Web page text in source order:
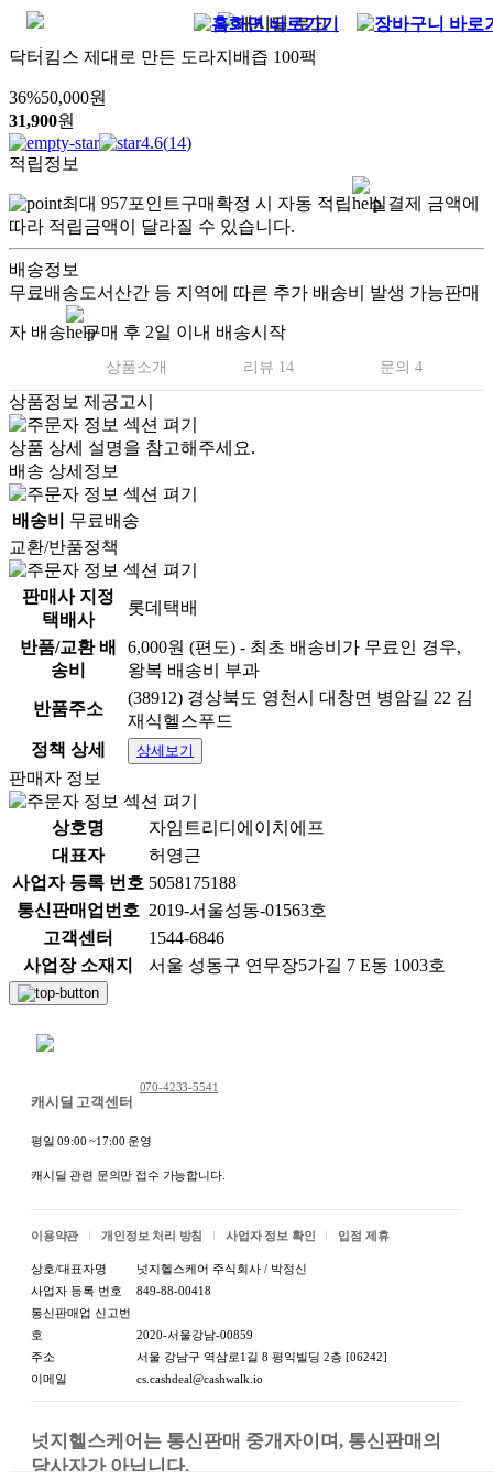
닥터킴스 제대로 만든 도라지배즙 100팩
36%50,000원
31,900원
4.6(14)
적립정보
최대 957포인트구매확정 시 자동 적립
실결제 금액에
따라 적립금액이 달라질 수 있습니다.
배송정보
무료배송도서산간 등 지역에 따른 추가 배송비 발생 가능판매
자 배송 구매 후 2일 이내 배송시작
상품소개 리뷰 14 문의 4
상품정보 제공고시
상품 상세 설명을 참고해주세요.
배송 상세정보
배송비
무료배송
교환/반품정책
판매사 지정
택배사
롯데택배
반품/교환 배
송비
6,000원 (편도) - 최초 배송비가 무료인 경우,
왕복 배송비 부과
반품주소
(38912) 경상북도 영천시 대창면 병암길 22 김
재식헬스푸드
정책 상세
상세보기
판매자 정보
상호명
자임트리디에이치에프
대표자
허영근
사업자 등록 번호 5058175188
통신판매업번호 2019-서울성동-01563호
고객센터
1544-6846
사업장 소재지
서울 성동구 연무장5가길 7 E동 1003호
캐시딜 고객센터
070-4233-5541
평일 09:00 ~17:00 운영
캐시딜 관련 문의만 접수 가능합니다.
이용약관 개인정보 처리 방침 사업자 정보 확인 입점 제휴
상호/대표자명
넛지헬스케어 주식회사 / 박정신
사업자 등록 번호
849-88-00418
통신판매업 신고번
호
2020-서울강남-00859
주소
서울 강남구 역삼로1길 8 평익빌딩 2층 [06242]
이메일
cs.cashdeal@cashwalk.io
넛지헬스케어는 통신판매 중개자이며, 통신판매의
당사자가 아닙니다.